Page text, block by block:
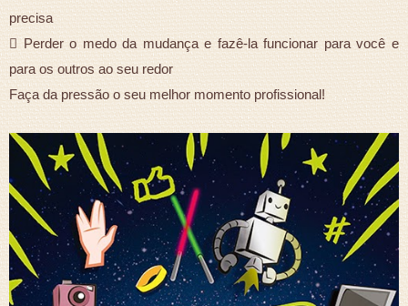
precisa
 Perder o medo da mudança e fazê-la funcionar para você e
para os outros ao seu redor
Faça da pressão o seu melhor momento profissional!